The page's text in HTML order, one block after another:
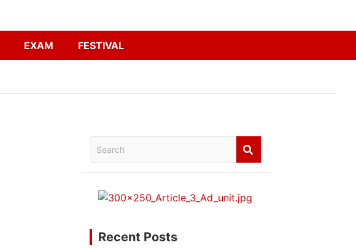
EXAM FESTIVAL
Search
Recent Posts